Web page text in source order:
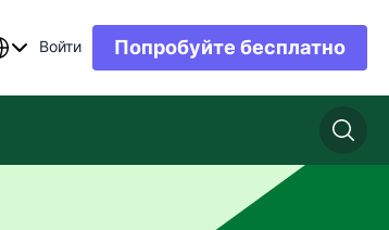
Войти Попробуйте бесплатно